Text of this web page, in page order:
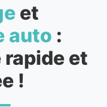
et
auto :
et
!